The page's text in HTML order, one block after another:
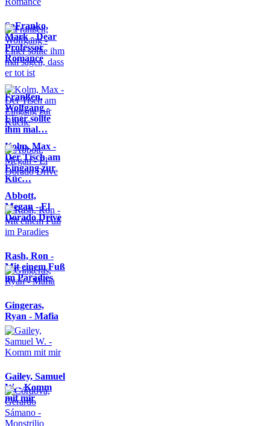
SaFranko,
Mark - Dear
Professor
Romance
Franßen,
Wolfgang -
Einer sollte
ihm mal…
Kolm, Max -
Der Tisch am
Eingang zur
Küc…
Abbott,
Megan - El
Dorado Drive
Rash, Ron -
Mit einem Fuß
im Paradies
Gingeras,
Ryan - Mafia
Gailey, Samuel
W. - Komm
mit mir